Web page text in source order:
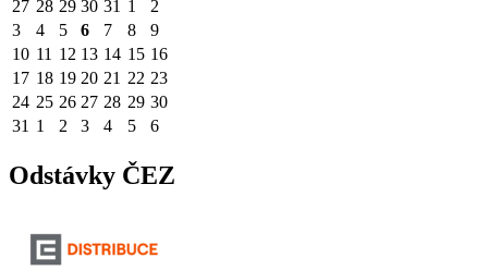
27 28 29 30 31 1
2
3
4 5 6 7 8
9
10 11 12 13 14 15 16
17 18 19 20 21 22 23
24 25 26 27 28 29 30
31 1 2 3 4 5 6
Odstávky ČEZ